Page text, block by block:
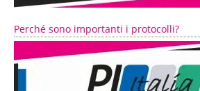
Perché sono importanti i protocolli?